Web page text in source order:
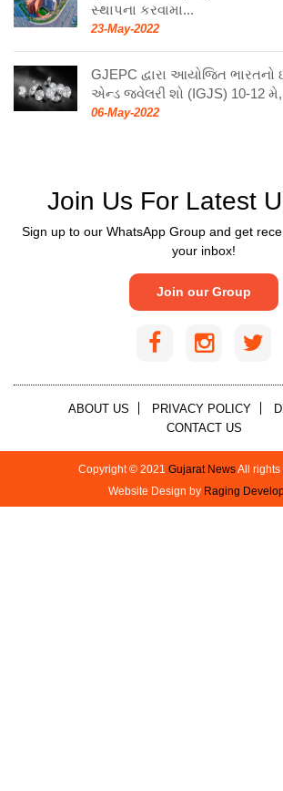
સ્થાપના કરવામા...
23-May-2022
GJEPC દ્વારા આયોજિત
એન્ડ જ્વેલરી શો (IGJS) 10-12 મે,
06-May-2022
Join Us For Latest
Sign up to our WhatsApp Group and get
your inbox!
Join our Group
ABOUT US PRIVACY POLICY
CONTACT US
Copyright © 2021 Gujarat NewsAll rights
Website Design by Raging